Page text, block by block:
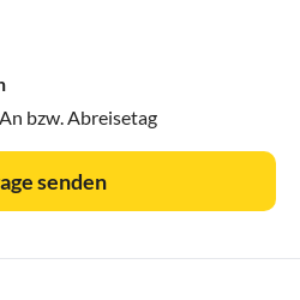
An bzw. Abreisetag
senden